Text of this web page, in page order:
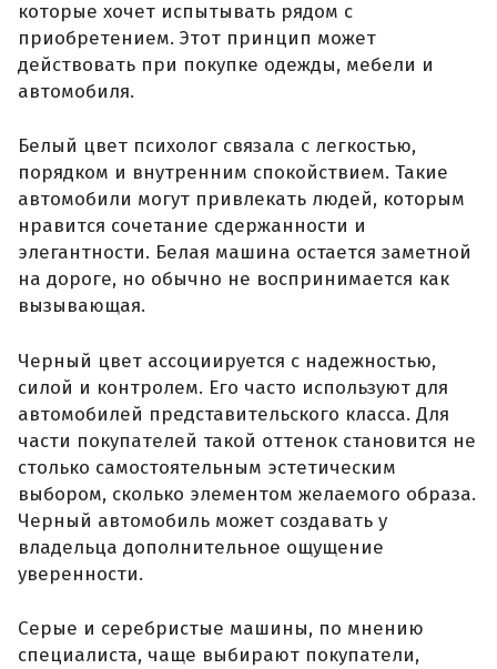
которые хочет испытывать рядом с
приобретением. Этот принцип может
действовать при покупке одежды, мебели и
автомобиля.
Белый цвет психолог связала с легкостью,
порядком и внутренним спокойствием. Такие
автомобили могут привлекать людей, которым
нравится сочетание сдержанности и
элегантности. Белая машина остается заметной
на дороге, но обычно не воспринимается как
вызывающая.
Черный цвет ассоциируется с надежностью,
силой и контролем. Его часто используют для
автомобилей представительского класса. Для
части покупателей такой оттенок становится не
столько самостоятельным эстетическим
выбором, сколько элементом желаемого образа.
Черный автомобиль может создавать у
владельца дополнительное ощущение
уверенности.
Серые и серебристые машины, по мнению
специалиста, чаще выбирают покупатели,